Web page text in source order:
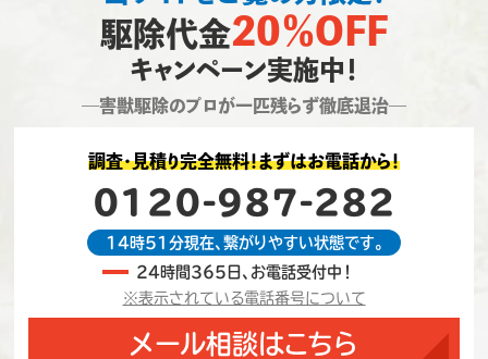
駆除代金20％OFF
キャンペーン実施中！
―害獣駆除のプロが一匹残らず徹底退治―
調査・見積り完全無料！まずはお電話から！
0120-987-282
14時51分現在、繋がりやすい状態です。
24時間365日、お電話受付中！
※表示されている電話番号について
メール相談はこちら